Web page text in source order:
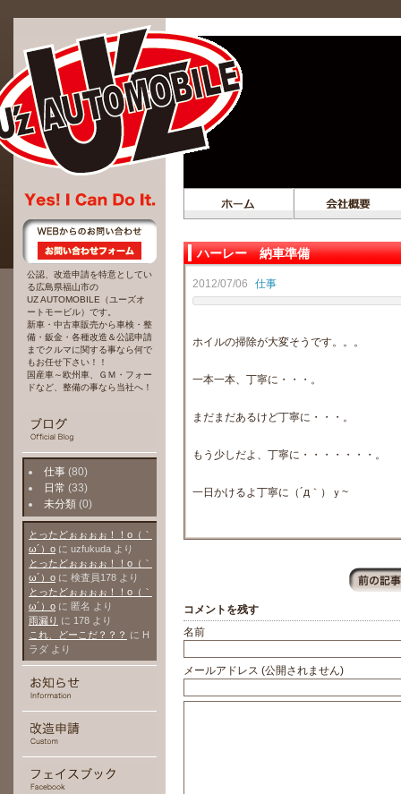
ハーレー 納車準備
2012/07/06 仕事
ホイルの掃除が大変そうです。。。
一本一本、丁寧に・・・。
まだまだあるけど丁寧に・・・。
もう少しだよ、丁寧に・・・・・・・。
一日かけるよ丁寧に（´д｀）ｙ~
コメントを残す
名前
メールアドレス (公開されません)
公認、改造申請を特意としてい
る広島県福山市の
UZ AUTOMOBILE（ユーズオ
ートモービル）です。
新車・中古車販売から車検・整
備・鈑金・各種改造＆公認申請
までクルマに関する事なら何で
もお任せ下さい！！
国産車～欧州車、ＧＭ・フォー
ドなど、整備の事なら当社へ！
仕事 (80)
日常 (33)
未分類 (0)
とったどぉぉぉぉ！！о（｀
ω´）о に uzfukuda より
とったどぉぉぉぉ！！о（｀
ω´）о に 検査員178 より
とったどぉぉぉぉ！！о（｀
ω´）о に 匿名 より
雨漏り に 178 より
これ、どーこだ？？？ に H
ラダ より